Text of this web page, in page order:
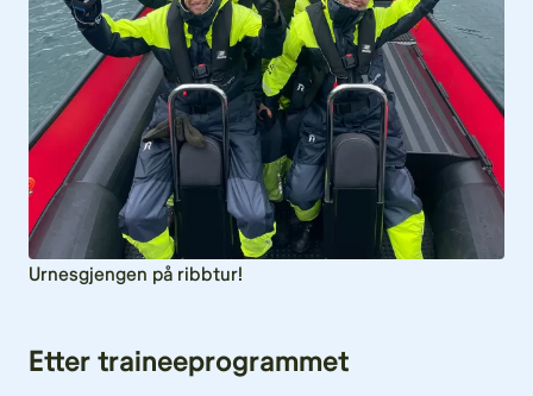
Urnesgjengen på ribbtur!
Etter traineeprogrammet